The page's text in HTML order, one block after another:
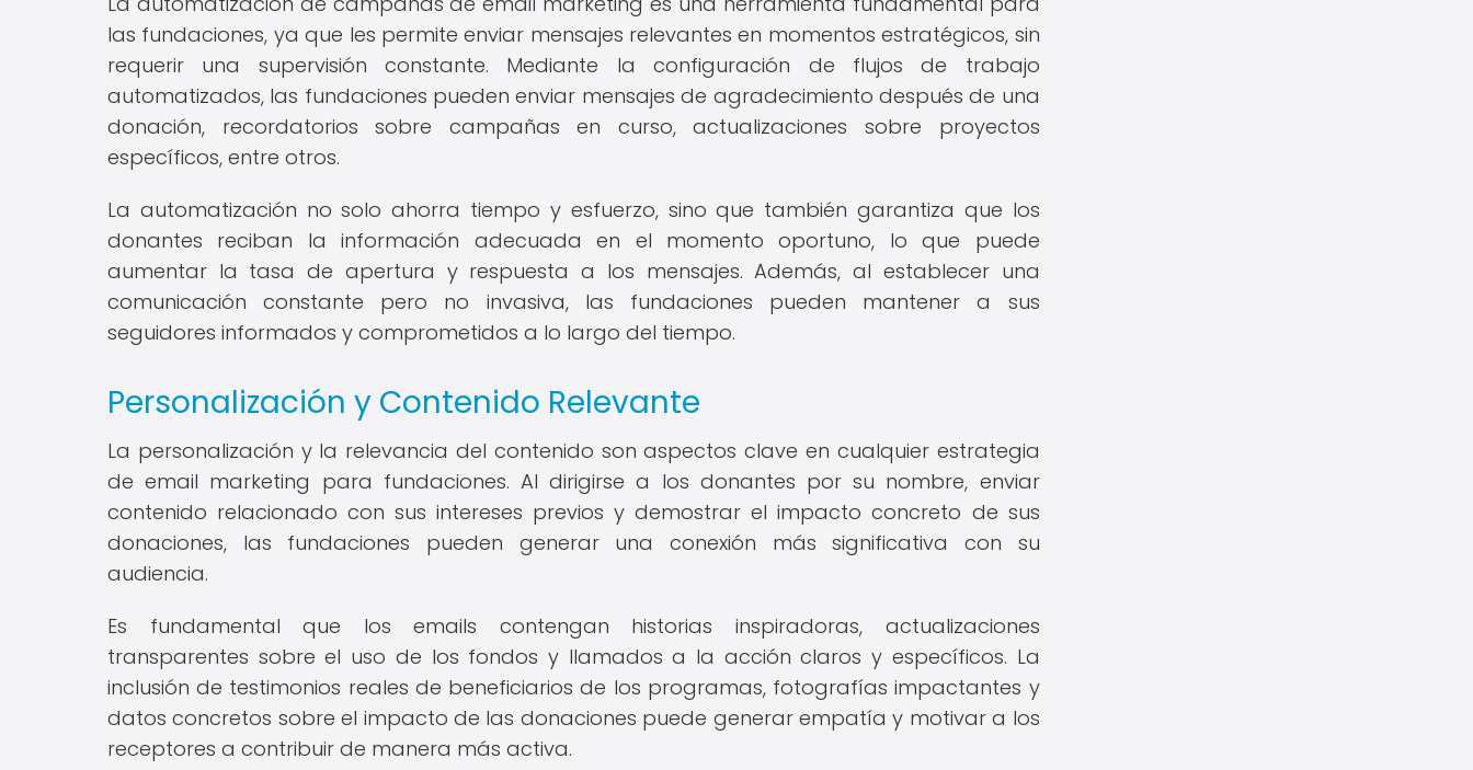
las fundaciones, ya que les permite enviar mensajes relevantes en momentos estratégicos, sin
requerir una supervisión constante. Mediante la configuración de flujos de trabajo
automatizados, las fundaciones pueden enviar mensajes de agradecimiento después de una
donación, recordatorios sobre campañas en curso, actualizaciones sobre proyectos
específicos, entre otros.
La automatización no solo ahorra tiempo y esfuerzo, sino que también garantiza que los
donantes reciban la información adecuada en el momento oportuno, lo que puede
aumentar la tasa de apertura y respuesta a los mensajes. Además, al establecer una
comunicación constante pero no invasiva, las fundaciones pueden mantener a sus
seguidores informados y comprometidos a lo largo del tiempo.
Personalización y Contenido Relevante
La personalización y la relevancia del contenido son aspectos clave en cualquier estrategia
de email marketing para fundaciones. Al dirigirse a los donantes por su nombre, enviar
contenido relacionado con sus intereses previos y demostrar el impacto concreto de sus
donaciones, las fundaciones pueden generar una conexión más significativa con su
audiencia.
Es fundamental que los emails contengan historias inspiradoras, actualizaciones
transparentes sobre el uso de los fondos y llamados a la acción claros y específicos. La
inclusión de testimonios reales de beneficiarios de los programas, fotografías impactantes y
datos concretos sobre el impacto de las donaciones puede generar empatía y motivar a los
receptores a contribuir de manera más activa.